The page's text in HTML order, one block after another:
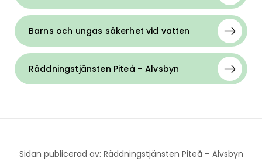
Barns och ungas säkerhet vid vatten
Räddningstjänsten Piteå – Älvsbyn
Sidan publicerad av: Räddningstjänsten Piteå – Älvsbyn